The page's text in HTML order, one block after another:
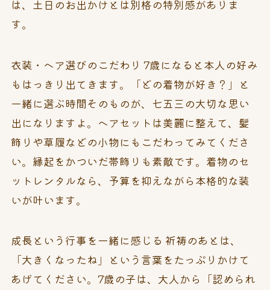
は、土日のお出かけとは別格の特別感がありま
す。
衣装・ヘア選びのこだわり 7歳になると本人の好み
もはっきり出てきます。「どの着物が好き？」と
一緒に選ぶ時間そのものが、七五三の大切な思い
出になりますよ。ヘアセットは美麗に整えて、髪
飾りや草履などの小物にもこだわってみてくださ
い。縁起をかついだ帯飾りも素敵です。着物のセ
ットレンタルなら、予算を抑えながら本格的な装
いが叶います。
成長という行事を一緒に感じる 祈祷のあとは、
「大きくなったね」という言葉をたっぷりかけて
あげてください。7歳の子は、大人から「認められ